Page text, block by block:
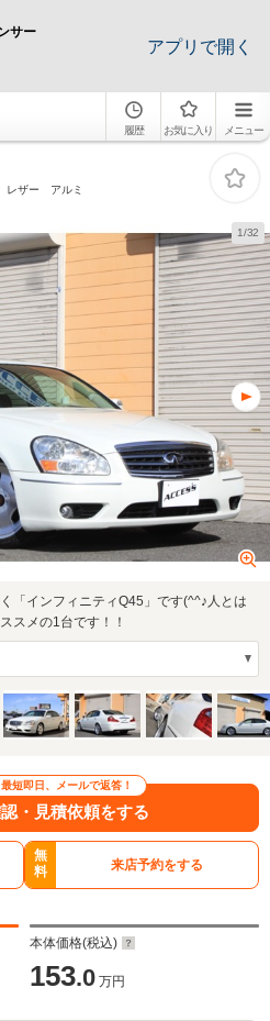
サー
アプリで開く
履歴 お気に入り メニュー
レザー アルミ
1/32
「インフィニティQ45」です(^^♪人とは
スメの1台です！！
短即日、メールで返答！
・見積依頼をする
無
料
来店予約をする
本体価格(税込)
153.0 万円